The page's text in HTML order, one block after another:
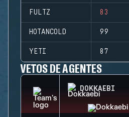
FULTZ 83
HOTANCOLD 99
YETI 87
VETOS DE AGENTES
DOKKAEBI